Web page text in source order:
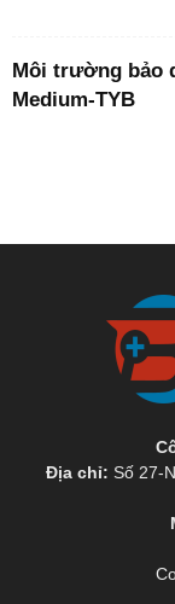
Môi trường bảo
Medium-TYB
Địa chỉ: Số 27-